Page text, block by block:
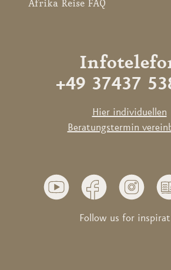
Afrika Reise FAQ
+49 37437
Hier individuellen
Beratungstermin
Follow us for